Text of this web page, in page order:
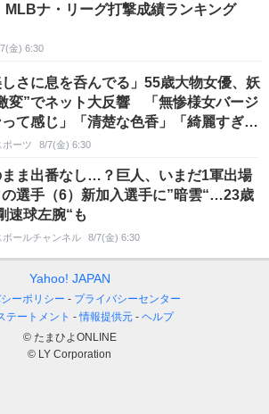
ナ・リーグ打撃成績ランキング
金) 6:30
しさに息を呑んでる」55歳大物女優、妖
変”でネット大反響 「無惨様女バージ
って感じ」「清楚な色香」「綺麗すぎて
」
ポーツ 8/7(金) 6:30
まま出番なし…？巨人、いまだ1軍出場
選手（6）新加入選手に”暗雲“…23歳
速球左腕“も
ボールチャンネル 8/7(金) 6:30
Yahoo! JAPAN
ーポリシー
プライバシーセンター
テートメント 情報提供元
ヘルプ
© たまひよONLINE
© LY Corporation